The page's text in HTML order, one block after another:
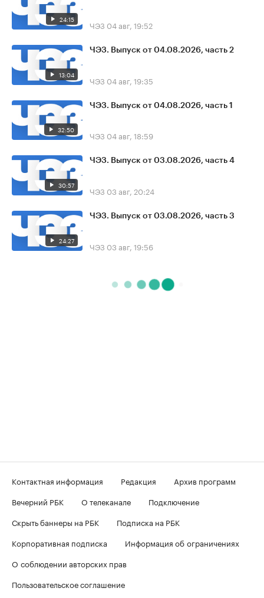
24:15 ЧЭЗ 04 авг, 19:52
13:04
ЧЭЗ. Выпуск от 04.08.2026, часть 2
ЧЭЗ 04 авг, 19:35
32:50
ЧЭЗ. Выпуск от 04.08.2026, часть 1
ЧЭЗ 04 авг, 18:59
30:57
ЧЭЗ. Выпуск от 03.08.2026, часть 4
ЧЭЗ 03 авг, 20:24
24:27
ЧЭЗ. Выпуск от 03.08.2026, часть 3
ЧЭЗ 03 авг, 19:56
Контактная информация Редакция
Архив программ
Вечерний РБК
О телеканале
Подключение
Скрыть баннеры на РБК
Подписка на РБК
Корпоративная подписка
Информация об ограничениях
О соблюдении авторских прав
Пользовательское соглашение